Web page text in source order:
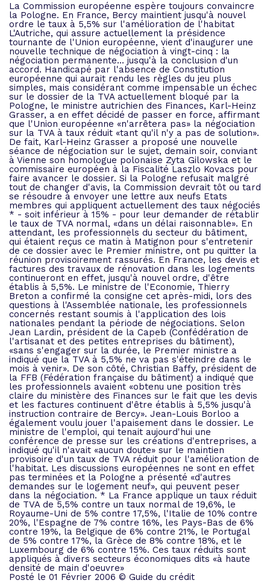
La Commission européenne espère toujours convaincre
la Pologne. En France, Bercy maintient jusqu'à nouvel
ordre le taux à 5,5% sur l'amélioration de l'habitat
L'Autriche, qui assure actuellement la présidence
tournante de l'Union européenne, vient d'inaugurer une
nouvelle technique de négociation à vingt-cinq : la
négociation permanente... jusqu'à la conclusion d'un
accord. Handicapé par l'absence de Constitution
européenne qui aurait rendu les règles du jeu plus
simples, mais considérant comme impensable un échec
sur le dossier de la TVA actuellement bloqué par la
Pologne, le ministre autrichien des Finances, Karl-Heinz
Grasser, a en effet décidé de passer en force, affirmant
que l'Union européenne «n'arrêtera pas» la négociation
sur la TVA à taux réduit «tant qu'il n'y a pas de solution».
De fait, Karl-Heinz Grasser a proposé une nouvelle
séance de négociation sur le sujet, demain soir, conviant
à Vienne son homologue polonaise Zyta Gilowska et le
commissaire européen à la Fiscalité Laszlo Kovacs pour
faire avancer le dossier. Si la Pologne refusait malgré
tout de changer d'avis, la Commission devrait tôt ou tard
se résoudre à envoyer une lettre aux neufs Etats
membres qui appliquent actuellement des taux négociés
* - soit inférieur à 15% - pour leur demander de rétablir
le taux de TVA normal, «dans un délai raisonnable». En
attendant, les professionnels du secteur du bâtiment,
qui étaient reçus ce matin à Matignon pour s'entretenir
de ce dossier avec le Premier ministre, ont pu quitter la
réunion provisoirement rassurés. En France, les devis et
factures des travaux de rénovation dans les logements
continueront en effet, jusqu'à nouvel ordre, d'être
établis à 5,5%. Le ministre de l'Economie, Thierry
Breton a confirmé la consigne cet après-midi, lors des
questions à l'Assemblée nationale, les professionnels
concernés restant soumis à l'application des lois
nationales pendant la période de négociations. Selon
Jean Lardin, président de la Capeb (Confédération de
l'artisanat et des petites entreprises du bâtiment),
«sans s'engager sur la durée, le Premier ministre a
indiqué que la TVA à 5,5% ne va pas s'éteindre dans le
mois à venir». De son côté, Christian Baffy, président de
la FFB (Fédération française du bâtiment) a indiqué que
les professionnels avaient «obtenu une position très
claire du ministère des Finances sur le fait que les devis
et les factures continuent d'être établis à 5,5% jusqu'à
instruction contraire de Bercy». Jean-Louis Borloo a
également voulu jouer l'apaisement dans le dossier. Le
ministre de l'emploi, qui tenait aujourd'hui une
conférence de presse sur les créations d'entreprises, a
indiqué qu'il n'avait «aucun doute» sur le maintien
provisoire d'un taux de TVA réduit pour l'amélioration de
l'habitat. Les discussions européennes ne sont en effet
pas terminées et la Pologne a présenté «d'autres
demandes sur le logement neuf», qui peuvent peser
dans la négociation. * La France applique un taux réduit
de TVA de 5,5% contre un taux normal de 19,6%, le
Royaume-Uni de 5% contre 17,5%, l'Italie de 10% contre
20%, l'Espagne de 7% contre 16%, les Pays-Bas de 6%
contre 19%, la Belgique de 6% contre 21%, le Portugal
de 5% contre 17%, la Grèce de 8% contre 18%, et le
Luxembourg de 6% contre 15%. Ces taux réduits sont
appliqués à divers secteurs économiques dits «à haute
densité de main d'oeuvre»
Posté le 01 Février 2006 © Guide du crédit